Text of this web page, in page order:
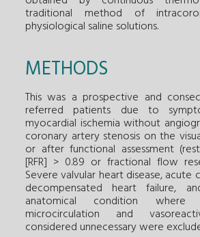
traditional method of
physiological saline solutions.
METHODS
This was a prospective and
referred patients due to
myocardial ischemia without
coronary artery stenosis on the
or after functional assessment
[RFR] > 0.89 or fractional flow
Severe valvular heart disease, acute
decompensated heart failure,
anatomical condition
microcirculation and
considered unnecessary were